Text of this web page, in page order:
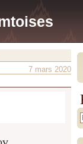
7 mars 2020